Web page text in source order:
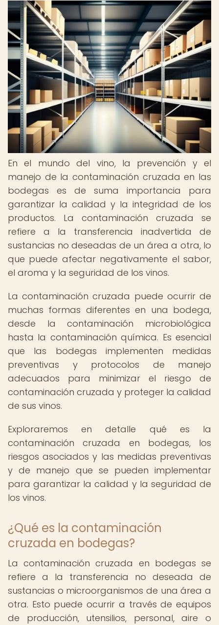
En el mundo del vino, la prevención y el
manejo de la contaminación cruzada en las
bodegas es de suma importancia para
garantizar la calidad y la integridad de los
productos. La contaminación cruzada se
refiere a la transferencia inadvertida de
sustancias no deseadas de un área a otra, lo
que puede afectar negativamente el sabor,
el aroma y la seguridad de los vinos.
La contaminación cruzada puede ocurrir de
muchas formas diferentes en una bodega,
desde la contaminación microbiológica
hasta la contaminación química. Es esencial
que las bodegas implementen medidas
preventivas y protocolos de manejo
adecuados para minimizar el riesgo de
contaminación cruzada y proteger la calidad
de sus vinos.
Exploraremos en detalle qué es la
contaminación cruzada en bodegas, los
riesgos asociados y las medidas preventivas
y de manejo que se pueden implementar
para garantizar la calidad y la seguridad de
los vinos.
¿Qué es la contaminación
cruzada en bodegas?
La contaminación cruzada en bodegas se
refiere a la transferencia no deseada de
sustancias o microorganismos de una área a
otra. Esto puede ocurrir a través de equipos
de producción, utensilios, personal, aire o